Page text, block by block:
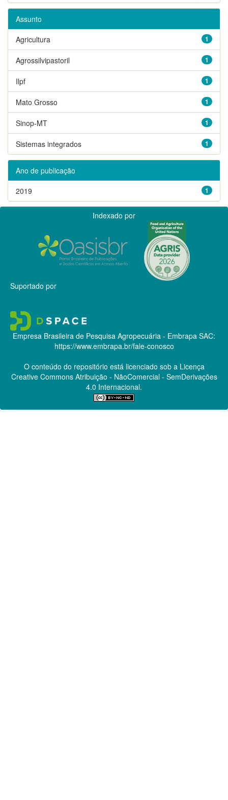
Assunto
1
Agricultura
1
Agrossilvipastoril
1
Ilpf
1
Mato Grosso
1
Sinop-MT
1
Sistemas integrados
Ano de publicação
1
2019
Indexado por
Suportado por
Empresa Brasileira de Pesquisa Agropecuária - Embrapa SAC:
https://www.embrapa.br/fale-conosco
O conteúdo do repositório está licenciado sob a Licença
Creative CommonsAtribuição - NãoComercial - SemDerivações
4.0 Internacional.